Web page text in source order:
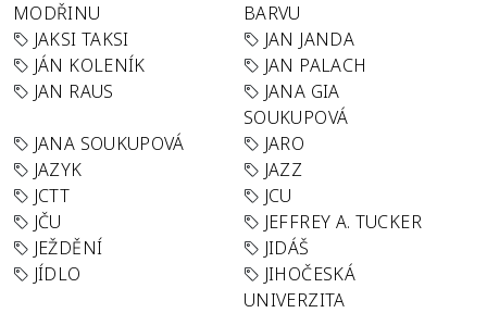
MODŘINU
BARVU
JAKSI TAKSI
JAN JANDA
JÁN KOLENÍK
JAN PALACH
JAN RAUS
JANA GIA
SOUKUPOVÁ
JANA SOUKUPOVÁ
JARO
JAZYK
JAZZ
JCTT
JCU
JČU
JEFFREY A. TUCKER
JEŽDĚNÍ
JIDÁŠ
JÍDLO
JIHOČESKÁ
UNIVERZITA